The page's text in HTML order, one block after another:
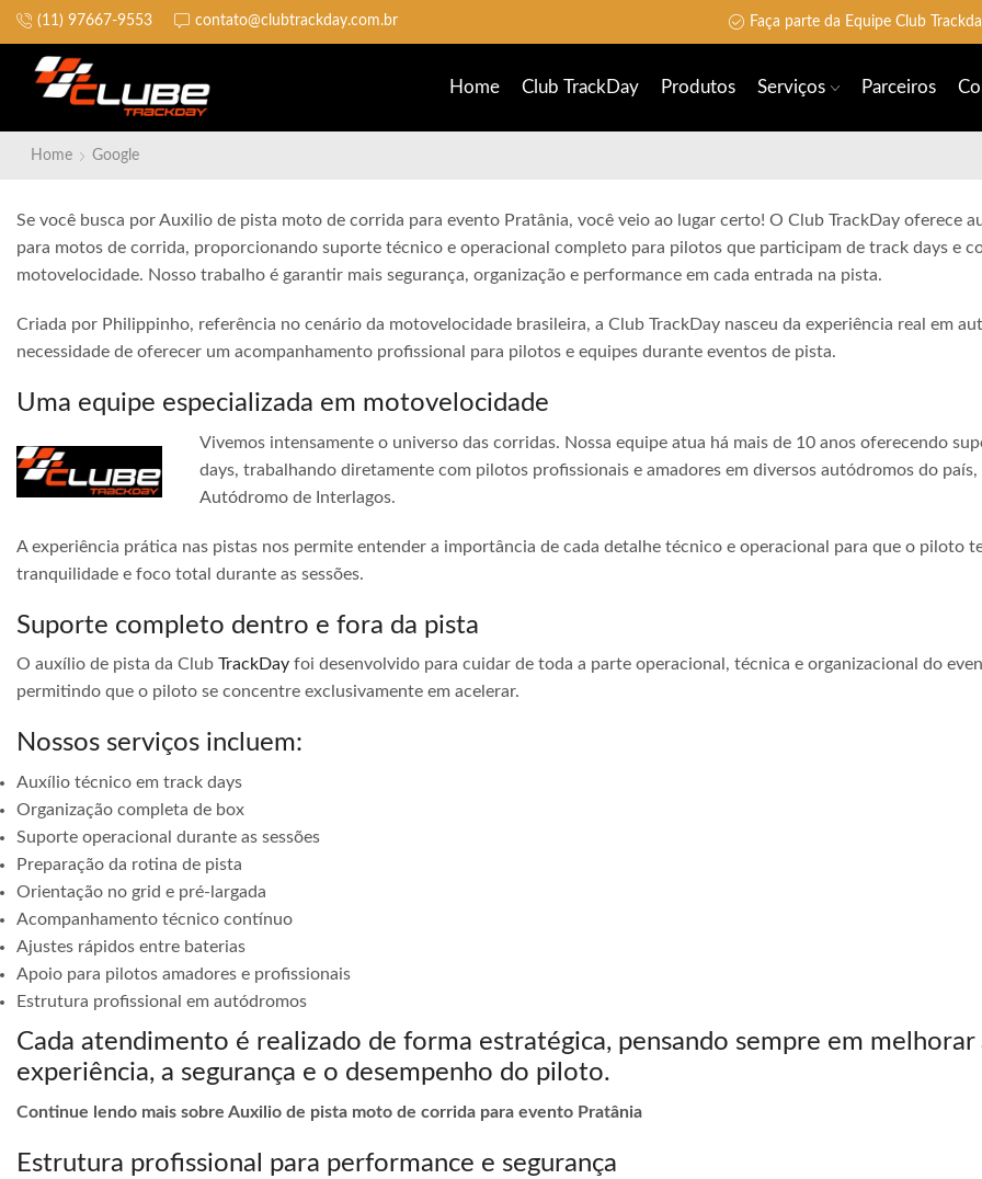
(11) 97667-9553 contato@clubtrackday.com.br
Não perca a largada Faça parte da Equipe Club
Home Club TrackDay Produtos Serviços Parceiros
Home Google
Se você busca por Auxilio de pista moto de corrida para evento Pratânia, você veio ao lugar certo! O Club TrackDay oferece
para motos de corrida, proporcionando suporte técnico e operacional completo para pilotos que participam de track days e
motovelocidade. Nosso trabalho é garantir mais segurança, organização e performance em cada entrada na pista.
Criada por Philippinho, referência no cenário da motovelocidade brasileira, a Club TrackDay nasceu da experiência real em
necessidade de oferecer um acompanhamento profissional para pilotos e equipes durante eventos de pista.
Uma equipe especializada em motovelocidade
Vivemos intensamente o universo das corridas. Nossa equipe atua há mais de 10 anos oferecendo
days, trabalhando diretamente com pilotos profissionais e amadores em diversos autódromos do
Autódromo de Interlagos.
A experiência prática nas pistas nos permite entender a importância de cada detalhe técnico e operacional para que o piloto
tranquilidade e foco total durante as sessões.
Suporte completo dentro e fora da pista
O auxílio de pista da Club TrackDay foi desenvolvido para cuidar de toda a parte operacional, técnica e organizacional do
permitindo que o piloto se concentre exclusivamente em acelerar.
Nossos serviços incluem:
Auxílio técnico em track days
Organização completa de box
Suporte operacional durante as sessões
Preparação da rotina de pista
Orientação no grid e pré-largada
Acompanhamento técnico contínuo
Ajustes rápidos entre baterias
Apoio para pilotos amadores e profissionais
Estrutura profissional em autódromos
Cada atendimento é realizado de forma estratégica, pensando sempre em melhorar
experiência, a segurança e o desempenho do piloto.
Continue lendo mais sobre Auxilio de pista moto de corrida para evento Pratânia
Estrutura profissional para performance e segurança